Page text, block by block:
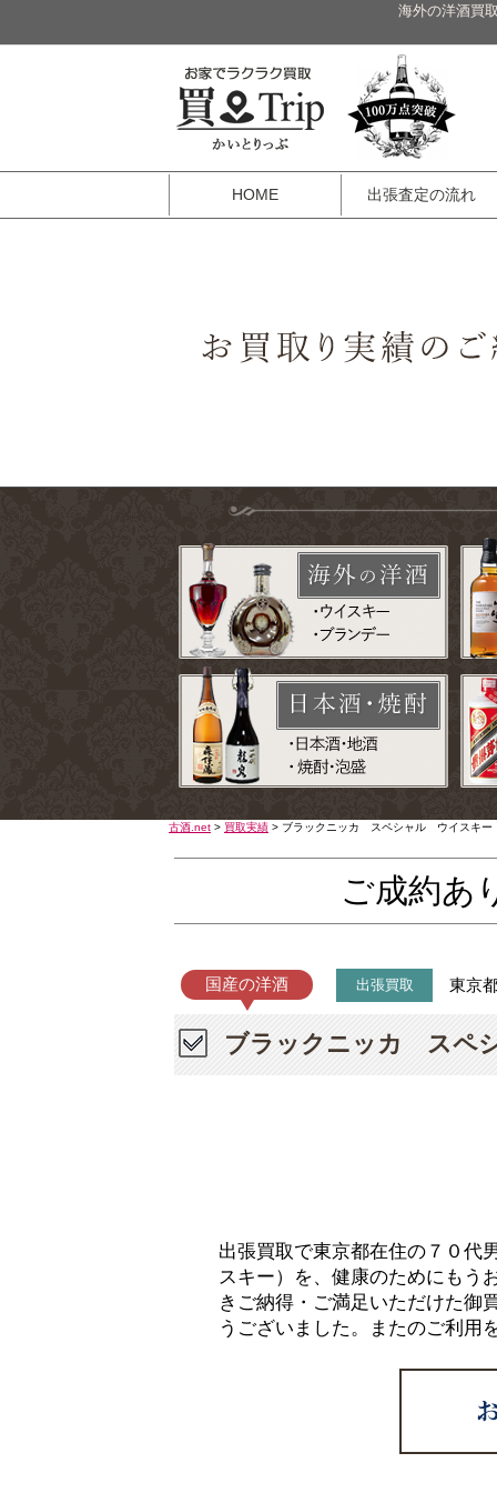
海外の洋酒買
HOME 出張査定の流れ
古酒.net > 買取実績 > ブラックニッカ スペシャル ウイスキ
ご成約あ
国産の洋酒 出張買取 東京
ブラックニッカ スペ
出張買取で東京都在住の７０
スキー）を、健康のためにもう
きご納得・ご満足いただけた御
うございました。またのご利用